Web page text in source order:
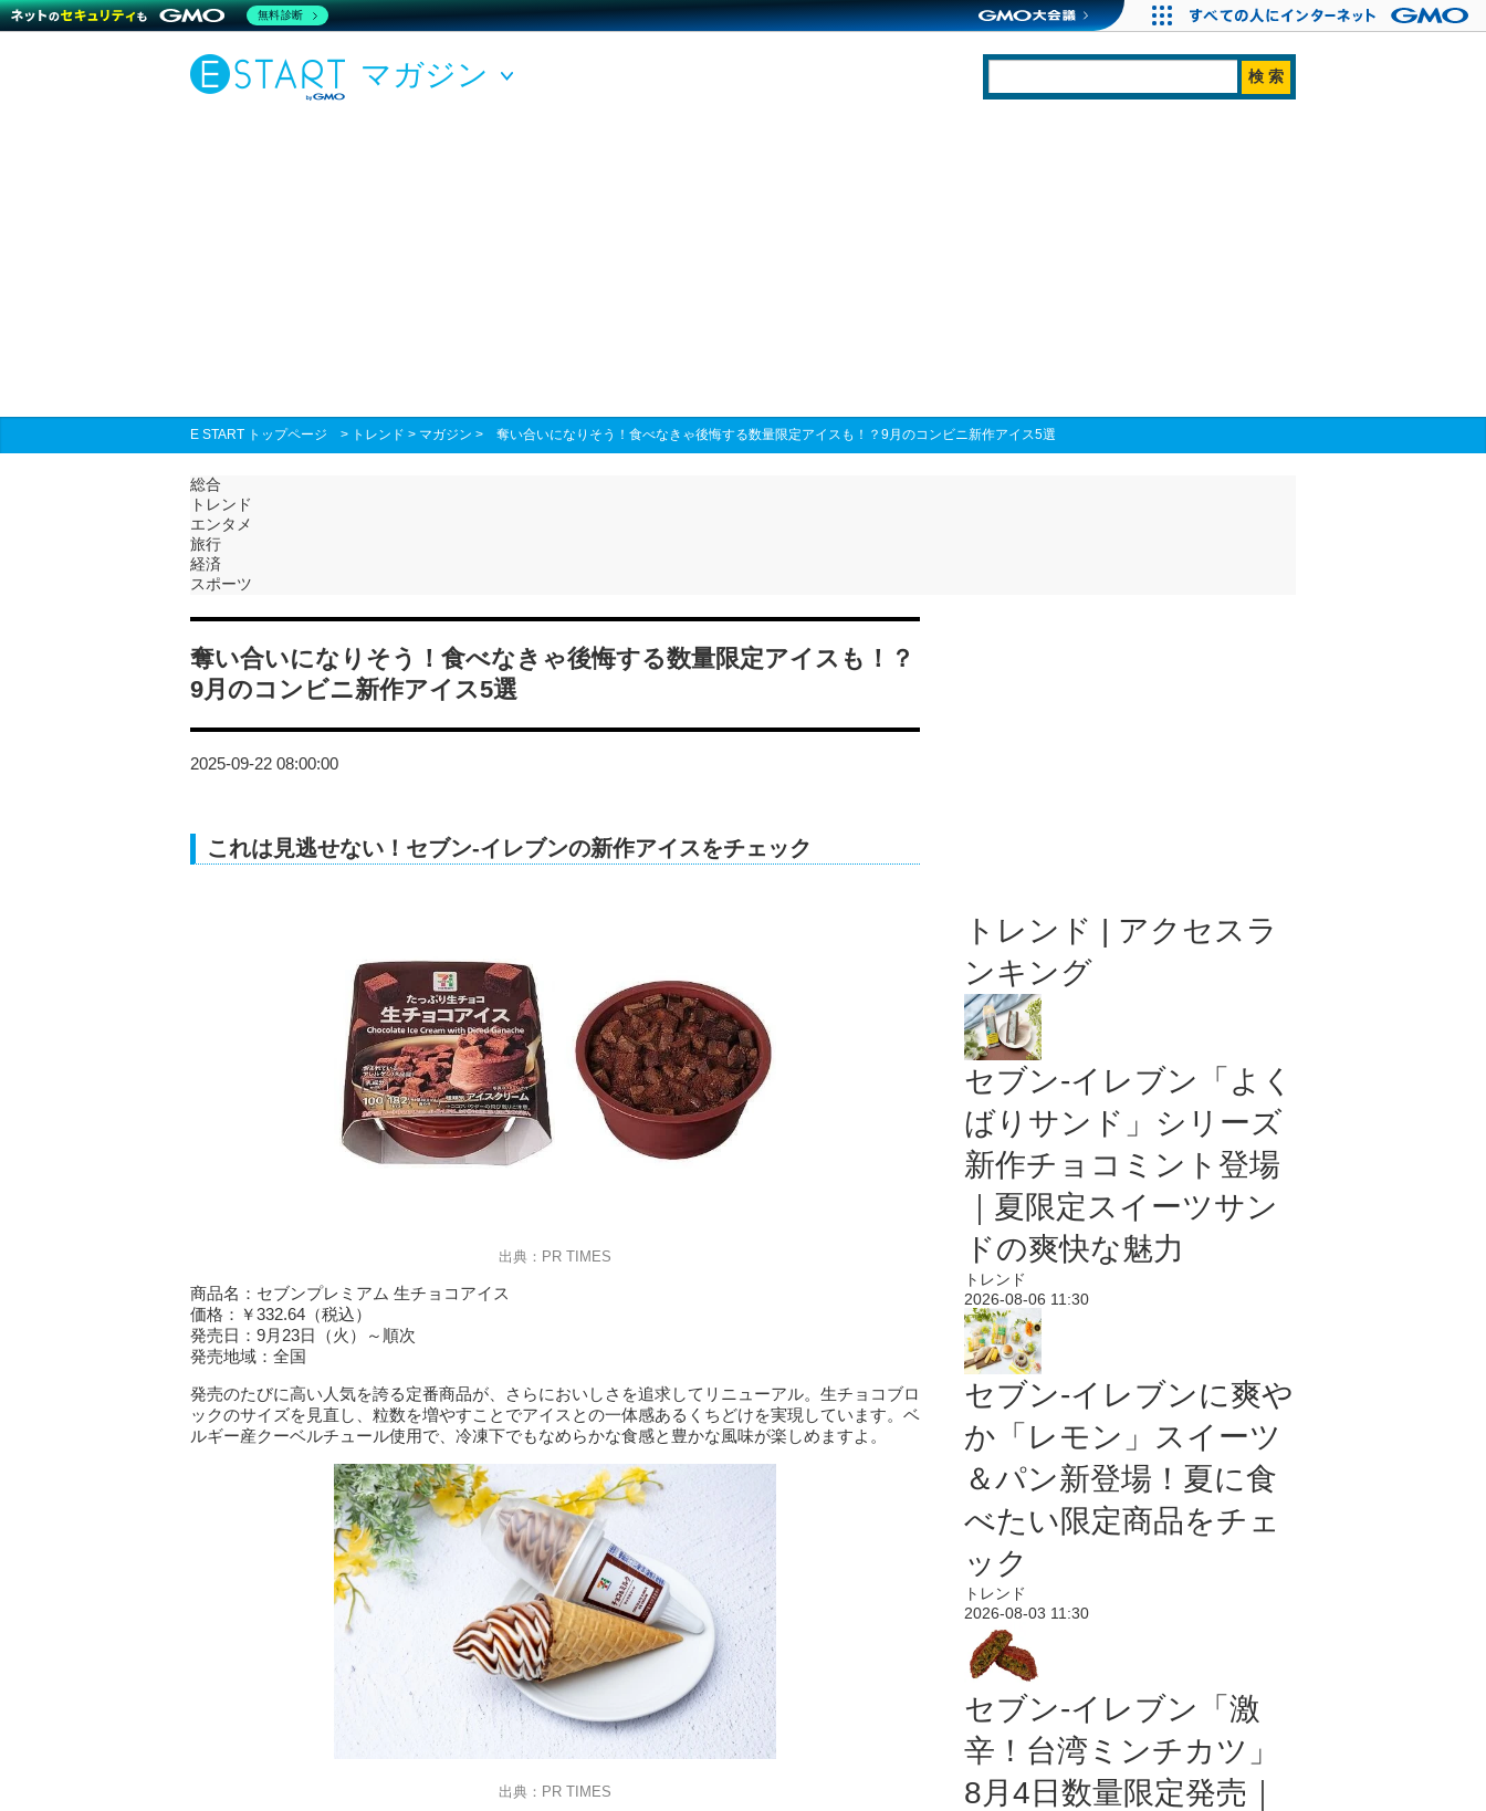
マガジン
E START トップページ > トレンド > マガジン > 奪い合いになりそう！食べなきゃ後悔する数量限定アイスも！？9月のコンビニ新作アイス5選
総合
トレンド
エンタメ
旅行
経済
スポーツ
奪い合いになりそう！食べなきゃ後悔する数量限定アイスも！？
9月のコンビニ新作アイス5選
2025-09-22 08:00:00
これは見逃せない！セブン-イレブンの新作アイスをチェック
出典：PR TIMES
商品名：セブンプレミアム 生チョコアイス
価格：￥332.64（税込）
発売日：9月23日（火）～順次
発売地域：全国
発売のたびに高い人気を誇る定番商品が、さらにおいしさを追求してリニューアル。生チョコブロ
ックのサイズを見直し、粒数を増やすことでアイスとの一体感あるくちどけを実現しています。ベ
ルギー産クーベルチュール使用で、冷凍下でもなめらかな食感と豊かな風味が楽しめますよ。
出典：PR TIMES
トレンド | アクセスラ
ンキング
セブン‐イレブン「よく
ばりサンド」シリーズ
新作チョコミント登場
｜夏限定スイーツサン
ドの爽快な魅力
トレンド
2026-08-06 11:30
セブン‐イレブンに爽や
か「レモン」スイーツ
＆パン新登場！夏に食
べたい限定商品をチェ
ック
トレンド
2026-08-03 11:30
セブン-イレブン「激
辛！台湾ミンチカツ」
8月4日数量限定発売｜
無料診断